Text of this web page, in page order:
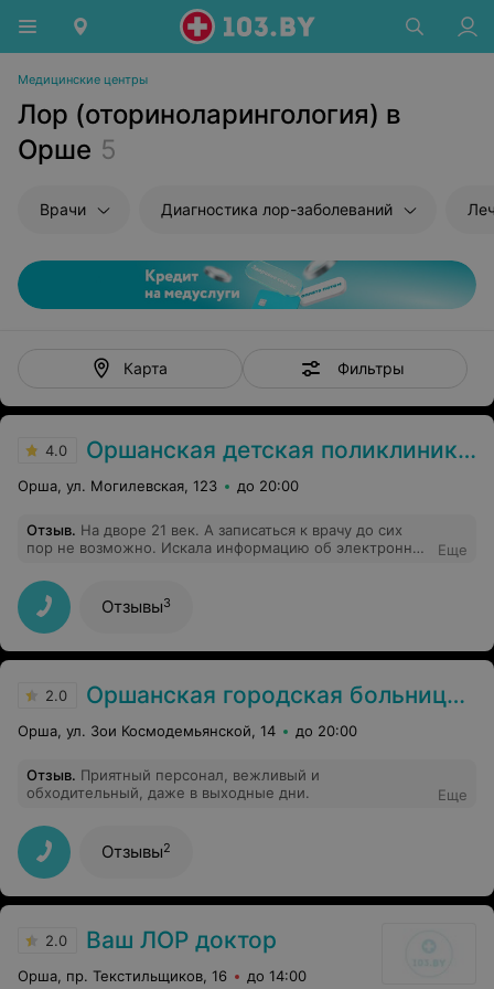
Медицинские центры
Лор (оториноларингология) в
Орше 5
Врачи Диагностика лор-заболеваний
Карта Фильтры
4.0 Оршанская детская поликлиника №2
Орша, ул. Могилевская, 123 до 20:00
Отзыв. На дворе 21 век. А записаться к врачу до сих
пор не возможно. Искала информацию об электронной
отделение, к педиатру по Эл. почте не возможно,
функции такой нет. А ещё было бы хорошо выложить
хотя бы расписание работы специалистов.
Еще
Отзывы3
2.0 Оршанская городская больница №2
Орша, ул. Зои Космодемьянской, 14 до 20:00
Отзыв. Приятный персонал, вежливый и
обходительный, даже в выходные дни.
Еще
Отзывы2
2.0 Ваш ЛОР доктор
Орша, пр. Текстильщиков, 16 до 14:00